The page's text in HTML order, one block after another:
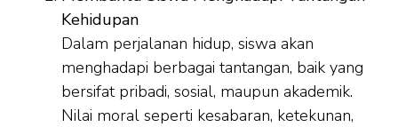
Kehidupan
Dalam perjalanan hidup, siswa akan
menghadapi berbagai tantangan, baik yang
bersifat pribadi, sosial, maupun akademik.
Nilai moral seperti kesabaran, ketekunan,